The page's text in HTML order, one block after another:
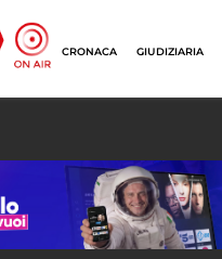
CRONACA GIUDIZIARIA